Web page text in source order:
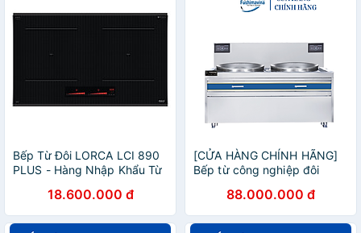
Bếp Từ Đôi LORCA LCI 890
PLUS - Hàng Nhập Khẩu Từ
Công Nghệ E.G.O Hiện Đại
và Tiết Kiệm Năng Lượng
18.600.000 đ
[CỬA HÀNG CHÍNH HÃNG]
Bếp từ công nghiệp đôi
Fushimavina
88.000.000 đ